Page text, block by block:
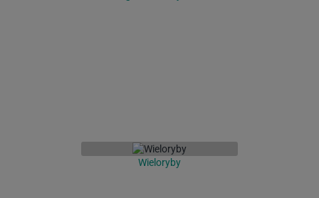
Wieloryby